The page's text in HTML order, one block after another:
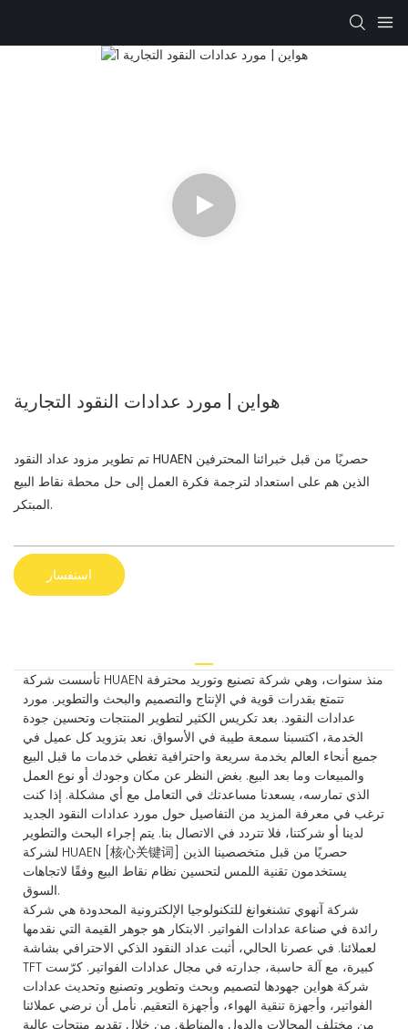
هواين | مورد عدادات النقود التجارية
تم تطوير مزود عداد النقود HUAEN حصريًا من قبل خبرائنا المحترفين
الذين هم على استعداد لترجمة فكرة العمل إلى حل محطة نقاط البيع
المبتكر.
استفسار
تأسست شركة HUAEN منذ سنوات، وهي شركة تصنيع وتوريد محترفة
تتمتع بقدرات قوية في الإنتاج والتصميم والبحث والتطوير. مورد
عدادات النقود. بعد تكريس الكثير لتطوير المنتجات وتحسين جودة
الخدمة، اكتسبنا سمعة طيبة في الأسواق. نعد بتزويد كل عميل في
جميع أنحاء العالم بخدمة سريعة واحترافية تغطي خدمات ما قبل البيع
والمبيعات وما بعد البيع. بغض النظر عن مكان وجودك أو نوع العمل
الذي تمارسه، يسعدنا مساعدتك في التعامل مع أي مشكلة. إذا كنت
ترغب في معرفة المزيد من التفاصيل حول مورد عدادات النقود الجديد
لدينا أو شركتنا، فلا تتردد في الاتصال بنا. يتم إجراء البحث والتطوير
لشركة HUAEN [核心关键词] حصريًا من قبل متخصصينا الذين
يستخدمون تقنية اللمس لتحسين نظام نقاط البيع وفقًا لاتجاهات
السوق.
شركة آنهوي تشنغوانغ للتكنولوجيا الإلكترونية المحدودة هي شركة
رائدة في صناعة عدادات الفواتير. الابتكار هو جوهر القيمة التي نقدمها
لعملائنا. في عصرنا الحالي، أثبت عداد النقود الذكي الاحترافي بشاشة
TFT كبيرة، مع آلة حاسبة، جدارته في مجال عدادات الفواتير. كرّست
شركة هواين جهودها لتصميم وبحث وتطوير وتصنيع وتحديث عدادات
الفواتير، وأجهزة تنقية الهواء، وأجهزة التعقيم. نأمل أن نرضي عملائنا
من مختلف المجالات والدول والمناطق من خلال تقديم منتجات عالية